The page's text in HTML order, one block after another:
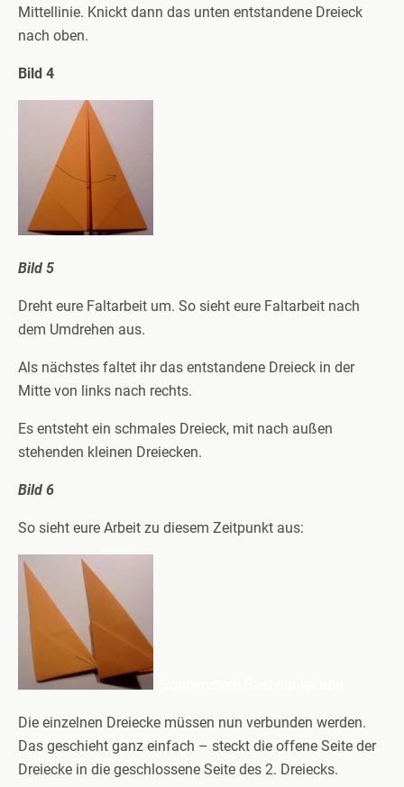
Mittellinie. Knickt dann das unten entstandene Dreieck
nach oben.
Bild 4
Bild 5
Dreht eure Faltarbeit um. So sieht eure Faltarbeit nach
dem Umdrehen aus.
Als nächstes faltet ihr das entstandene Dreieck in der
Mitte von links nach rechts.
Es entsteht ein schmales Dreieck, mit nach außen
stehenden kleinen Dreiecken.
Bild 6
So sieht eure Arbeit zu diesem Zeitpunkt aus:
Die einzelnen Dreiecke müssen nun verbunden werden.
Das geschieht ganz einfach – steckt die offene Seite der
Dreiecke in die geschlossene Seite des 2. Dreiecks.